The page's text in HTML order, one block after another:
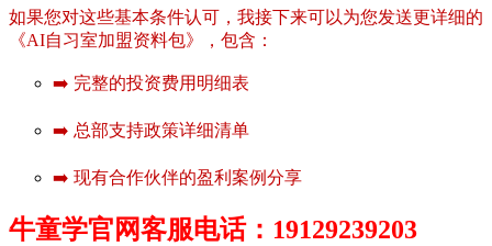
如果您对这些基本条件认可，我接下来可以为您发送更详细的
《AI自习室加盟资料包》，包含：
➡️ 完整的投资费用明细表
➡️ 总部支持政策详细清单
➡️ 现有合作伙伴的盈利案例分享
牛童学官网客服电话：19129239203